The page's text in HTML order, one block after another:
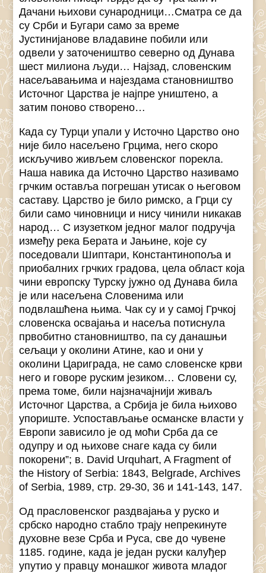
Дачани њихови сународници…Сматра се да
су Срби и Бугари само за време
Јустинијанове владавине побили или
одвели у заточеништво северно од Дунава
шест милиона људи… Најзад, словенским
насељавањима и најездама становништво
Источног Царства је најпре уништено, а
затим поново створено…
Када су Турци упали у Источно Царство оно
није било насељено Грцима, него скоро
искључиво живљем словенског порекла.
Наша навика да Источно Царство називамо
грчким оставља погрешан утисак о његовом
саставу. Царство је било римско, а Грци су
били само чиновници и нису чинили никакав
народ… С изузетком једног малог подручја
између река Берата и Јањине, које су
поседовали Шиптари, Константинопоља и
приобалних грчких градова, цела област која
чини европску Турску јужно од Дунава била
је или насељена Словенима или
подвлашћена њима. Чак су и у самој Грчкој
словенска освајања и насеља потиснула
првобитно становништво, па су данашњи
сељаци у околини Атине, као и они у
околини Цариграда, не само словенске крви
него и говоре руским језиком… Словени су,
према томе, били најзначајнији живаљ
Источног Царства, а Србија је била њихово
упориште. Успостављање османске власти у
Европи зависило је од моћи Срба да се
одупру и од њихове снаге када су били
покорени”; в. David Urquhart, A Fragment of
the History of Serbia: 1843, Belgrade, Archives
of Serbia, 1989, стр. 29-30, 36 и 141-143, 147.
Од прасловенског раздвајања у руско и
србско народно стабло трају непрекинуте
духовне везе Срба и Руса, све до чувене
1185. године, када је један руски калуђер
упутио у правцу монашког живота младог